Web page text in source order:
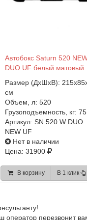
Автобокс Saturn 520
DUO UF белый матовый
Размер (ДхШхВ):
см
Объем, л: 520
Грузоподъемность, кг: 75
Артикул: SN 520 W DUO
NEW UF
Нет в наличии
Цена: 31900
В корзину В 1 клик
оператор перезвонит